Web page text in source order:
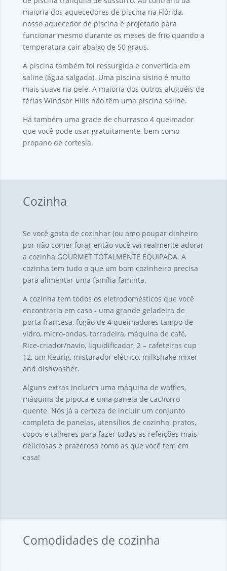
maioria dos aquecedores de piscina na Flórida,
nosso aquecedor de piscina é projetado para
funcionar mesmo durante os meses de frio quando a
temperatura cair abaixo de 50 graus.
A piscina também foi ressurgida e convertida em
saline (água salgada). Uma piscina sisino é muito
mais suave na pele. A maioria dos outros aluguéis de
férias Windsor Hills não têm uma piscina saline.
Há também uma grade de churrasco 4 queimador
que você pode usar gratuitamente, bem como
propano de cortesia.
Cozinha
Se você gosta de cozinhar (ou amo poupar dinheiro
por não comer fora), então você vai realmente adorar
a cozinha GOURMET TOTALMENTE EQUIPADA. A
cozinha tem tudo o que um bom cozinheiro precisa
para alimentar uma família faminta.
A cozinha tem todos os eletrodomésticos que você
encontraria em casa - uma grande geladeira de
porta francesa, fogão de 4 queimadores tampo de
vidro, micro-ondas, torradeira, máquina de café,
Rice-criador/navio, liquidificador, 2 – cafeteiras cup
12, um Keurig, misturador elétrico, milkshake mixer
and dishwasher.
Alguns extras incluem uma máquina de waffles,
máquina de pipoca e uma panela de cachorro-
quente. Nós já a certeza de incluir um conjunto
completo de panelas, utensílios de cozinha, pratos,
copos e talheres para fazer todas as refeições mais
deliciosas e prazerosa como as que você tem em
casa!
Comodidades de cozinha